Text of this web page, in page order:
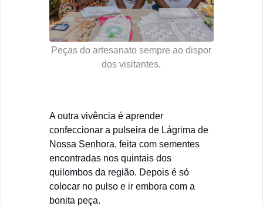
Peças do artesanato sempre ao dispor
dos visitantes.
A outra vivência é aprender
confeccionar a pulseira de Lágrima de
Nossa Senhora, feita com sementes
encontradas nos quintais dos
quilombos da região. Depois é só
colocar no pulso e ir embora com a
bonita peça.